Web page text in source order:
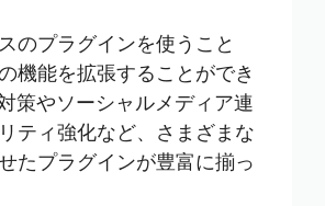
のプラグインを使うこと
機能を拡張することができ
策やソーシャルメディア連
ティ強化など、さまざまな
たプラグインが豊富に揃っ